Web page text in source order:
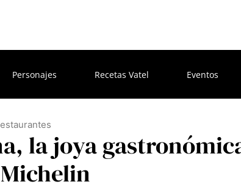
Personajes Recetas Vatel Eventos
la joya